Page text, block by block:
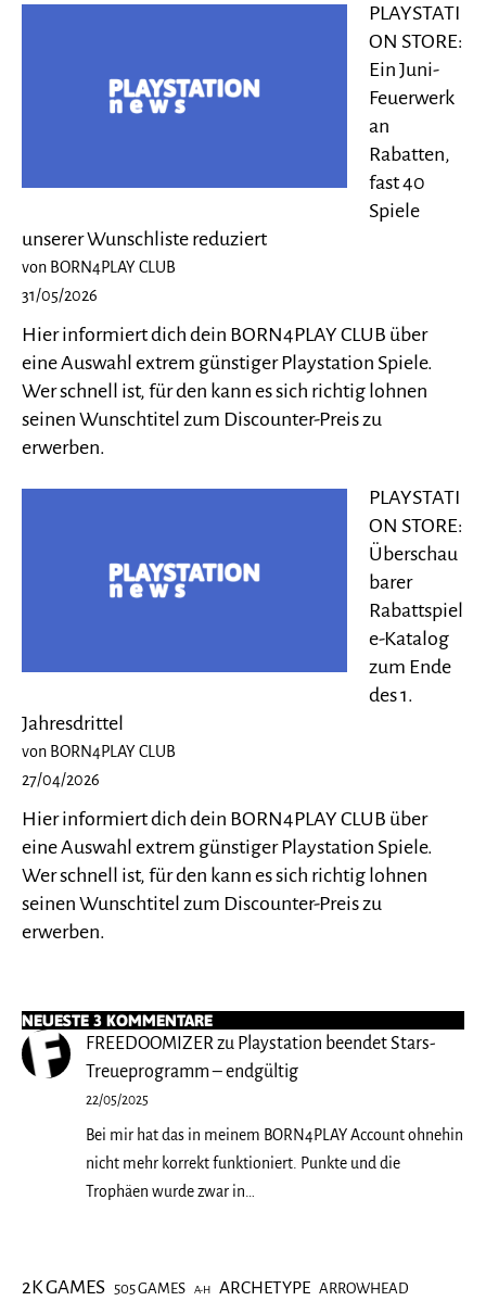
PLAYSTATI
ON STORE:
Ein Juni-
Feuerwerk
an
Rabatten,
fast 40
Spiele
unserer Wunschliste reduziert
von BORN4PLAY CLUB
31/05/2026
Hier informiert dich dein BORN4PLAY CLUB über
eine Auswahl extrem günstiger Playstation Spiele.
Wer schnell ist, für den kann es sich richtig lohnen
seinen Wunschtitel zum Discounter-Preis zu
erwerben.
PLAYSTATI
ON STORE:
Überschau
barer
Rabattspiel
e-Katalog
zum Ende
des 1.
Jahresdrittel
von BORN4PLAY CLUB
27/04/2026
Hier informiert dich dein BORN4PLAY CLUB über
eine Auswahl extrem günstiger Playstation Spiele.
Wer schnell ist, für den kann es sich richtig lohnen
seinen Wunschtitel zum Discounter-Preis zu
erwerben.
NEUESTE 3 KOMMENTARE
FREEDOOMIZERzu Playstation beendet Stars-
Treueprogramm – endgültig
22/05/2025
Bei mir hat das in meinem BORN4PLAY Account ohnehin
nicht mehr korrekt funktioniert. Punkte und die
Trophäen wurde zwar in…
2K GAMES 505 GAMES A-H ARCHETYPE ARROWHEAD